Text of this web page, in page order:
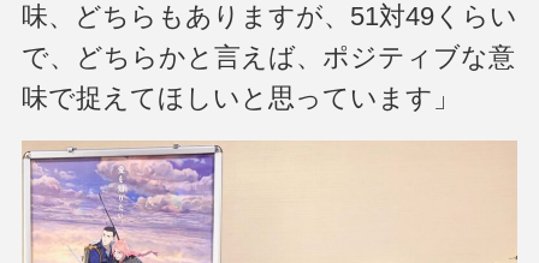
味、どちらもありますが、51対49くらい
で、どちらかと言えば、ポジティブな意
味で捉えてほしいと思っています」